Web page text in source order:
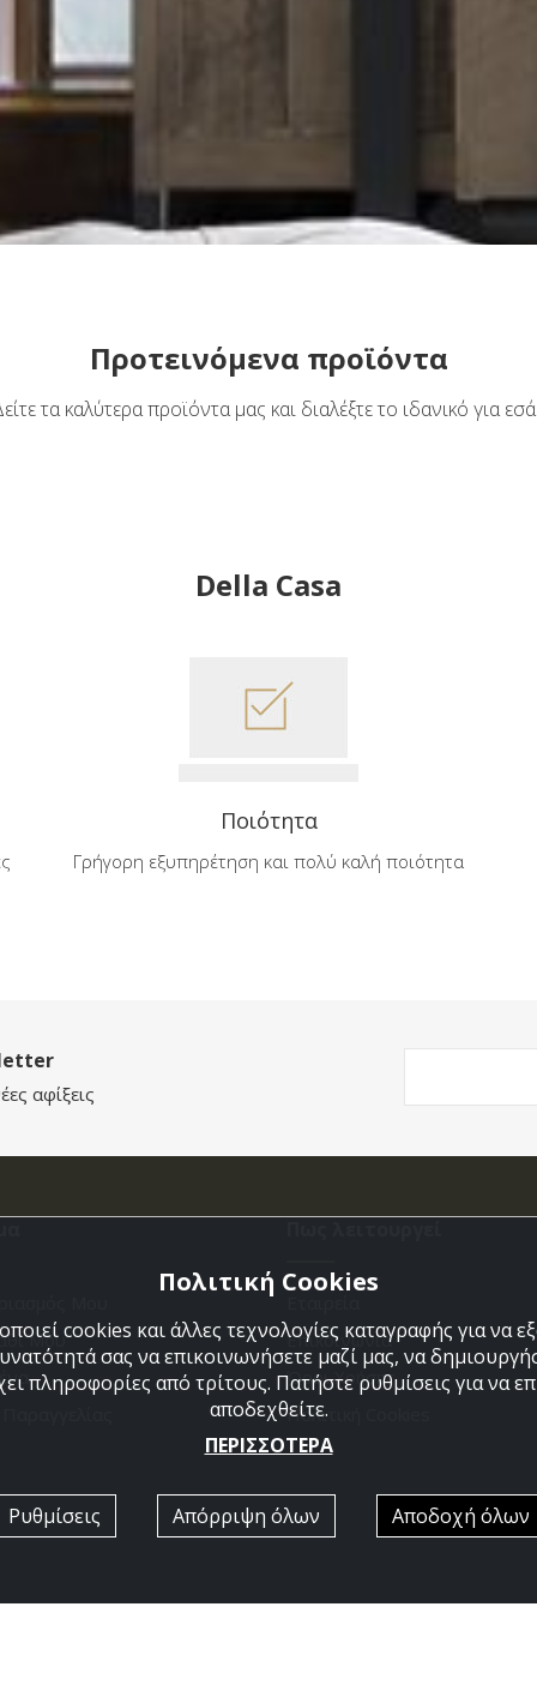
Προτεινόμενα προϊόντα
τα καλύτερα προϊόντα μας και διαλέξτε το ιδανικό για
Della Casa
Ποιότητα
Γρήγορη εξυπηρέτηση και πολύ καλή ποιότητα
αφίξεις
Μου
Επικοινωνια
Όροι Χρήσης
Πολιτική Cookies
Πολιτική Cookies
cookies και άλλες τεχνολογίες καταγραφής για να
σας να επικοινωνήσετε μαζί μας, να
πληροφορίες από τρίτους. Πατήστε ρυθμίσεις για να
αποδεχθείτε.
ΠΕΡΙΣΣΟΤΕΡΑ
Ρυθμίσεις Απόρριψη όλων Αποδοχή όλων